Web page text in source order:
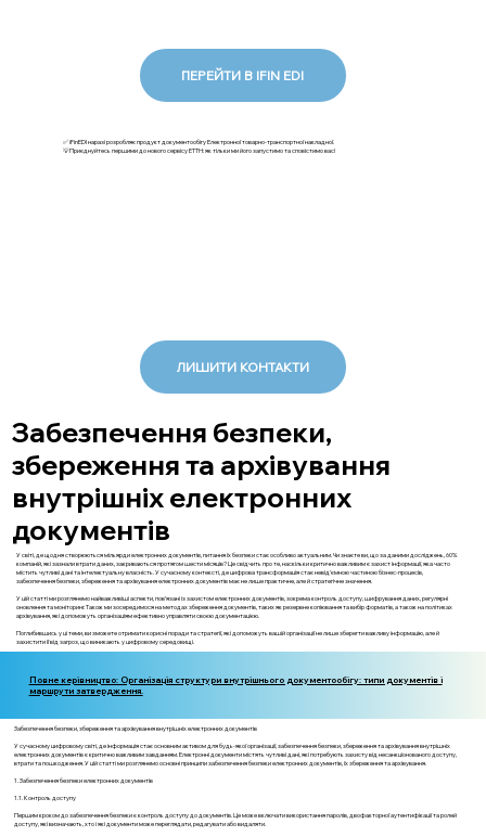
ПЕРЕЙТИ В IFIN EDI
✅ iFinEDI наразі розробляє продукт документообігу Електронної товарно-транспортної накладної.
💡Приєднуйтесь першими до нового сервісу ЕТТН: як тільки ми його запустимо та сповістимо вас!
ЛИШИТИ КОНТАКТИ
Забезпечення безпеки,
збереження та архівування
внутрішніх електронних
документів
У світі, де щодня створюються мільярди електронних документів, питання їх безпеки стає особливо актуальним. Чи знаєте ви, що за даними досліджень, 60%
компаній, які зазнали втрати даних, закриваються протягом шести місяців? Це свідчить про те, наскільки критично важливим є захист інформації, яка часто
містить чутливі дані та інтелектуальну власність. У сучасному контексті, де цифрова трансформація стає невід'ємною частиною бізнес-процесів,
забезпечення безпеки, збереження та архівування електронних документів має не лише практичне, але й стратегічне значення.
У цій статті ми розглянемо найважливіші аспекти, пов’язані із захистом електронних документів, зокрема контроль доступу, шифрування даних, регулярні
оновлення та моніторинг. Також ми зосередимося на методах збереження документів, таких як резервне копіювання та вибір форматів, а також на політиках
архівування, які допоможуть організаціям ефективно управляти своєю документацією.
Поглибившись у ці теми, ви зможете отримати корисні поради та стратегії, які допоможуть вашій організації не лише зберегти важливу інформацію, але й
захистити її від загроз, що виникають у цифровому середовищі.
Повне керівництво: Організація структури внутрішнього документообігу: типи документів і
маршрути затвердження.
Забезпечення безпеки, збереження та архівування внутрішніх електронних документів
У сучасному цифровому світі, де інформація стає основним активом для будь-якої організації, забезпечення безпеки, збереження та архівування внутрішніх
електронних документів є критично важливим завданням. Електронні документи містять чутливі дані, які потребують захисту від несанкціонованого доступу,
втрати та пошкодження. У цій статті ми розглянемо основні принципи забезпечення безпеки електронних документів, їх збереження та архівування.
1. Забезпечення безпеки електронних документів
1.1. Контроль доступу
Першим кроком до забезпечення безпеки є контроль доступу до документів. Це може включати використання паролів, двофакторної аутентифікації та ролей
доступу, які визначають, хто і які документи може переглядати, редагувати або видаляти.